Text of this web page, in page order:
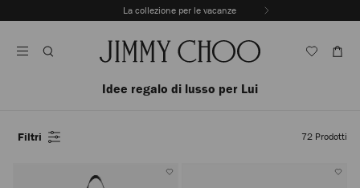
Al
La collezione per le vacanze
automatica
Idee regalo di lusso per Lui
Filtri 72 Prodotti